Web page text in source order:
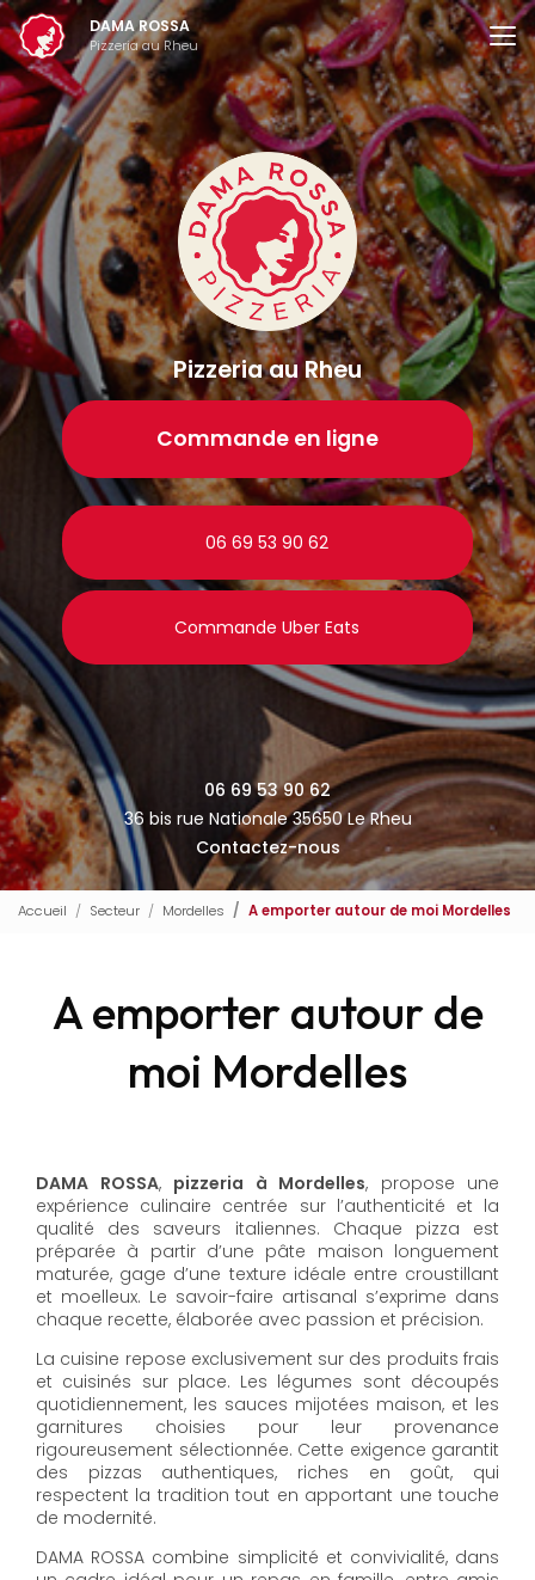
Aller
au
contenu
principal
DAMA ROSSA
Pizzeria au Rheu
Pizzeria au Rheu
Commande en ligne
06 69 53 90 62
Commande Uber Eats
06 69 53 90 62
36 bis rue Nationale 35650 Le Rheu
Contactez-nous
Accueil Secteur Mordelles A emporter autour de moi Mordelles
A emporter autour de
moi Mordelles
DAMA ROSSA, pizzeria à Mordelles, propose une
expérience culinaire centrée sur l’authenticité et la
qualité des saveurs italiennes. Chaque pizza est
préparée à partir d’une pâte maison longuement
maturée, gage d’une texture idéale entre croustillant
et moelleux. Le savoir-faire artisanal s’exprime dans
chaque recette, élaborée avec passion et précision.
La cuisine repose exclusivement sur des produits frais
et cuisinés sur place. Les légumes sont découpés
quotidiennement, les sauces mijotées maison, et les
garnitures choisies pour leur provenance
rigoureusement sélectionnée. Cette exigence garantit
des pizzas authentiques, riches en goût, qui
respectent la tradition tout en apportant une touche
de modernité.
DAMA ROSSA combine simplicité et convivialité, dans